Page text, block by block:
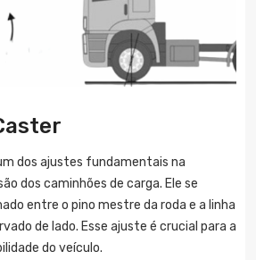
dos ajustes fundamentais na
dos caminhões de carga. Ele se
entre o pino mestre da roda e a linha
de lado. Esse ajuste é crucial para a
do veículo.